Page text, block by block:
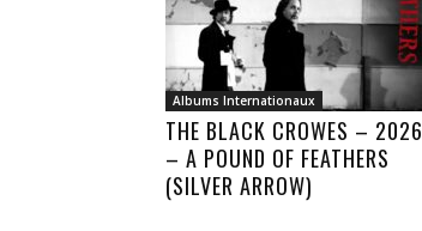
Albums Internationaux
THE BLACK CROWES – 2026
– A POUND OF FEATHERS
(SILVER ARROW)